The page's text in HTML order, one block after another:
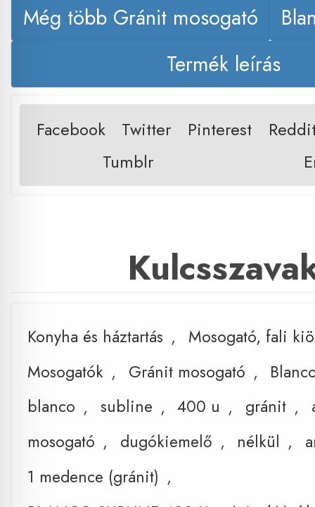
Még több Gránit mosogató
Termék leírás
Facebook Twitter Pinterest
Tumblr
Konyha és háztartás ,
Mosogató, fali
Mosogatók , Gránit mosogató ,
blanco , subline , 400 u , gránit ,
mosogató , dugókiemelő , nélkül ,
1 medence (gránit) ,